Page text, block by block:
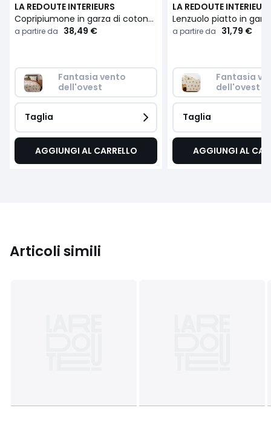
LA REDOUTE INTERIEURS
Copripiumone in garza di cotone, Monceaux
a partire da 38,49 €
Fantasia vento
dell'ovest
Taglia
AGGIUNGI AL CARRELLO
LA REDOUTE
a partire da 31,79 €
Fantasia
dell'ovest
Taglia
AGGIUNGI AL
Articoli simili